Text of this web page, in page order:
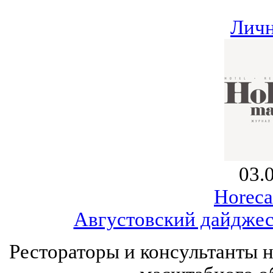
Августовский
Рестораторы и консультанты